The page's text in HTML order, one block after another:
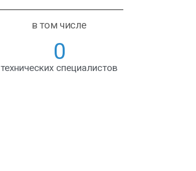
в том числе
0
технических специалистов